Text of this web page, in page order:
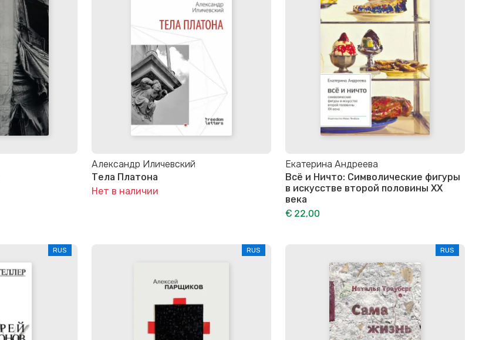
Александр Иличевский
Тела Платона
Нет в наличии
Екатерина Андреева
Всё и Ничто: Символические фигуры
в искусстве второй половины XX
века
€ 22,00
RUS RUS RUS